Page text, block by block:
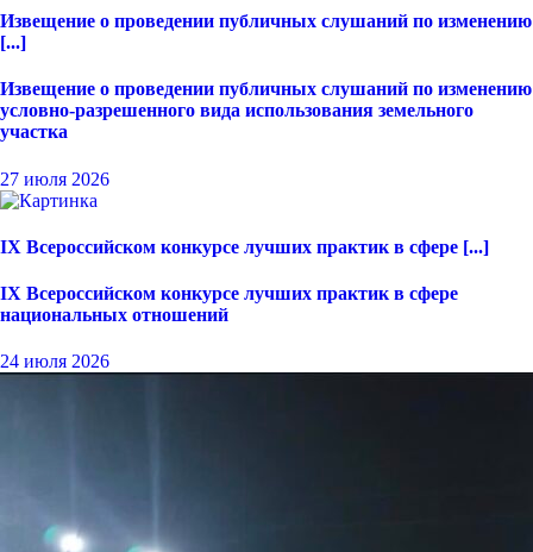
Извещение о проведении публичных слушаний по изменению
[...]
Извещение о проведении публичных слушаний по изменению
условно-разрешенного вида использования земельного
участка
27 июля 2026
IX Всероссийском конкурсе лучших практик в сфере [...]
IX Всероссийском конкурсе лучших практик в сфере
национальных отношений
24 июля 2026